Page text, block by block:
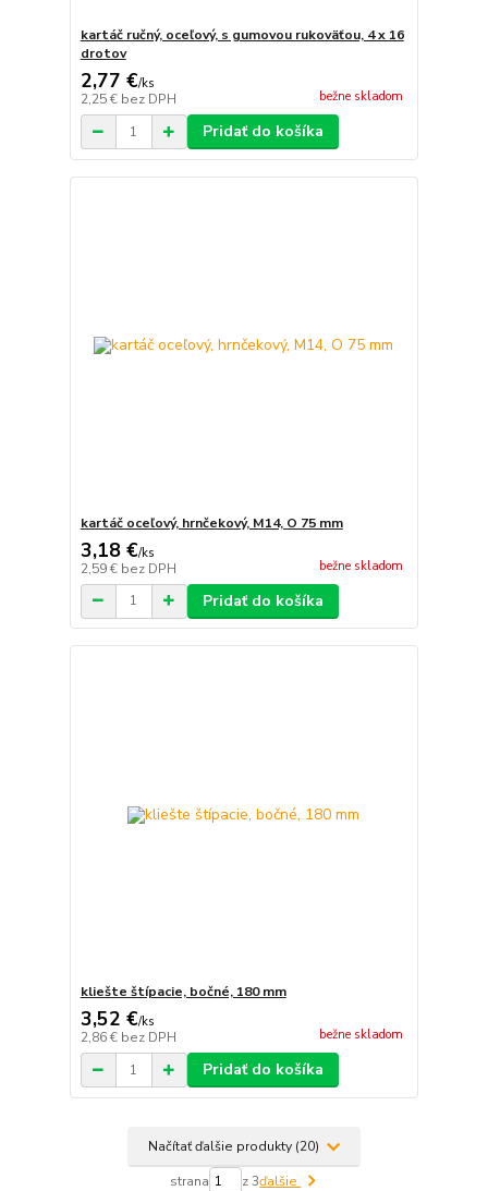
kartáč ručný, oceľový, s gumovou rukoväťou, 4 x 16
drotov
2,77 €/ks
2,25 € bez DPH bežne skladom
Pridať do košíka
kartáč oceľový, hrnčekový, M14, O 75 mm
3,18 €/ks
2,59 € bez DPH bežne skladom
Pridať do košíka
kliešte štípacie, bočné, 180 mm
3,52 €/ks
2,86 € bez DPH bežne skladom
Pridať do košíka
Načítať ďalšie produkty (20)
strana z 3ďalšie